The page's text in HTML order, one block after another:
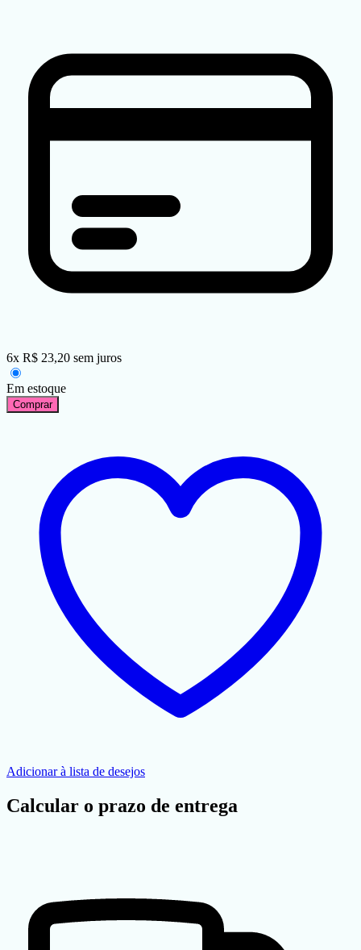
6x R$ 23,20 sem juros
Em estoque
Comprar
Adicionar à lista de desejos
Calcular o prazo de entrega